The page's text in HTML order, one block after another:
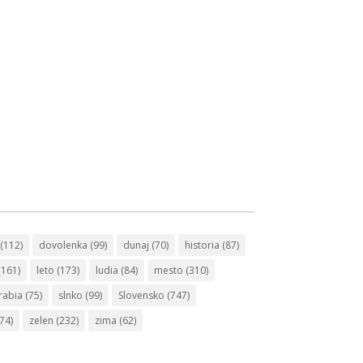
(112) dovolenka (99) dunaj (70) historia (87)
leto (173) ludia (84) mesto (310)
(75) slnko (99) Slovensko (747)
zelen (232) zima (62)